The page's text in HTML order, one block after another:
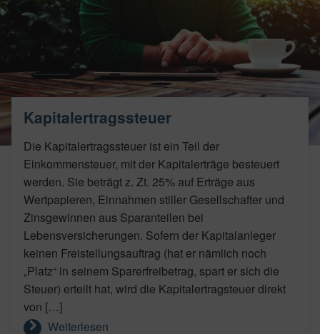
Kapitalertragssteuer
Die Kapitalertragssteuer ist ein Teil der
Einkommensteuer, mit der Kapitalerträge besteuert
werden. Sie beträgt z. Zt. 25% auf Erträge aus
Wertpapieren, Einnahmen stiller Gesellschafter und
Zinsgewinnen aus Sparanteilen bei
Lebensversicherungen. Sofern der Kapitalanleger
keinen Freistellungsauftrag (hat er nämlich noch
„Platz“ in seinem Sparerfreibetrag, spart er sich die
Steuer) erteilt hat, wird die Kapitalertragsteuer direkt
von […]
Weiterlesen